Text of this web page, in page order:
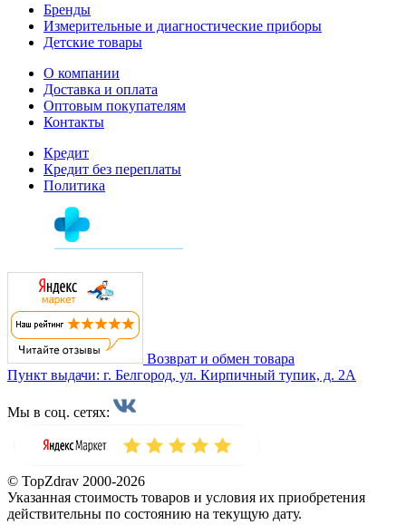
Бренды
Измерительные и диагностические приборы
Детские товары
О компании
Доставка и оплата
Оптовым покупателям
Контакты
Кредит
Кредит без переплаты
Политика
Возврат и обмен товара
Пункт выдачи: г. Белгород, ул. Кирпичный тупик, д. 2А
Мы в соц. сетях:
© TopZdrav 2000-2026
Указанная стоимость товаров и условия их приобретения
действительны по состоянию на текущую дату.